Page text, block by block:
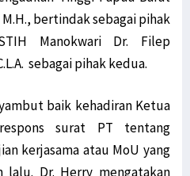
bertindak sebagai pihak
Manokwari Dr. Filep
sebagai pihak kedua.
baik kehadiran Ketua
surat PT tentang
kerjasama atau MoU yang
Dr. Herry mengatakan